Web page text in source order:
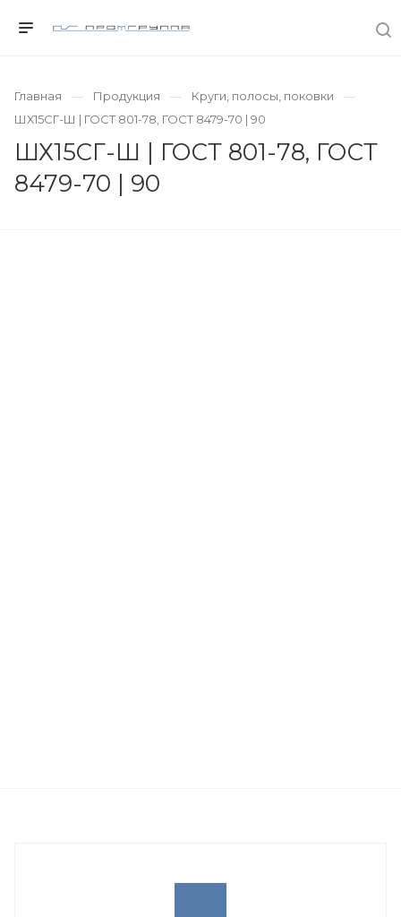
Главная Продукция
Круги, полосы, поковки
ШХ15СГ-Ш | ГОСТ 801-78, ГОСТ 8479-70 | 90
ШХ15СГ-Ш | ГОСТ 801-78, ГОСТ
8479-70 | 90